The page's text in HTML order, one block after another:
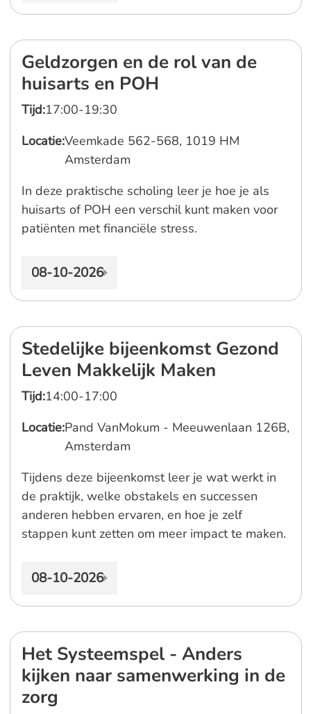
Geldzorgen en de rol van de
huisarts en POH
Tijd:17:00-19:30
Locatie:Veemkade 562-568, 1019 HM
Amsterdam
In deze praktische scholing leer je hoe je als
huisarts of POH een verschil kunt maken voor
patiënten met financiële stress.
08-10-2026
Stedelijke bijeenkomst Gezond
Leven Makkelijk Maken
Tijd:14:00-17:00
Locatie:Pand VanMokum - Meeuwenlaan 126B,
Amsterdam
Tijdens deze bijeenkomst leer je wat werkt in
de praktijk, welke obstakels en successen
anderen hebben ervaren, en hoe je zelf
stappen kunt zetten om meer impact te maken.
08-10-2026
Het Systeemspel - Anders
kijken naar samenwerking in de
zorg